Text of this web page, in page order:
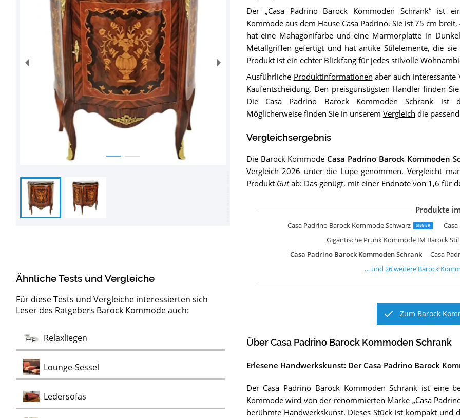
Ähnliche Tests und Vergleiche
Für diese Tests und Vergleiche interessierten sich
Leser des Ratgebers Barock Kommode auch:
Relaxliegen
Lounge-Sessel
Ledersofas
Lowboards
SideboardsTest
Kommoden
ClubsesselTest
MöbelklassikerTest
SchaukelstühleTest
VitrinenTest
Wohnwände
ChaiselonguesTest
Vintage SesselTest
Der „Casa Padrino Barock Kommoden Schrank“ ist
Kommode aus dem Hause Casa Padrino. Sie ist 75 cm
hat eine Mahagonifarbe und eine Marmorplatte in
Metallgriffen gefertigt und hat antike Stilelemente, die sie
Produkt ist ein echter Blickfang für jedes stilvolle
Ausführliche Produktinformationen aber auch
Kaufentscheidung. Den preisgünstigsten Händler finden
Die Casa Padrino Barock Kommoden Schrank ist
Möglicherweise finden Sie in unserem Vergleich die
Vergleichsergebnis
Die Barock Kommode Casa Padrino Barock Kommoden
Vergleich 2026 unter die Lupe genommen. Vergleicht
Produkt Gutab: Das genügt, mit einer Endnote von 1,6 für
Produkte
Casa Padrino Barock Kommode Schwarz SIEGER
Gigantische Prunk Kommode IM Barock
Casa Padrino Barock Kommoden Schrank Casa
… und26weitere Barock
Zum Barock
Über Casa Padrino Barock Kommoden Schrank
Erlesene Handwerkskunst: Der Casa Padrino Barock
Der Casa Padrino Barock Kommoden Schrank ist eine
Kommode wird von der renommierten Marke „Casa
berühmte Handwerkskunst. Dieses Stück ist kompakt